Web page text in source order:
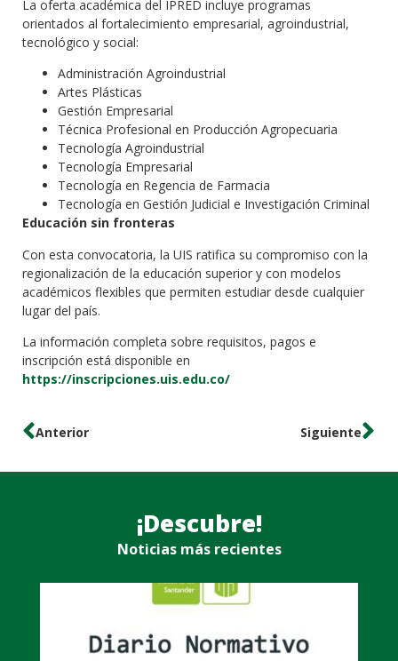
La oferta académica del IPRED incluye programas
orientados al fortalecimiento empresarial, agroindustrial,
tecnológico y social:
Administración Agroindustrial
Artes Plásticas
Gestión Empresarial
Técnica Profesional en Producción Agropecuaria
Tecnología Agroindustrial
Tecnología Empresarial
Tecnología en Regencia de Farmacia
Tecnología en Gestión Judicial e Investigación Criminal
Educación sin fronteras
Con esta convocatoria, la UIS ratifica su compromiso con la
regionalización de la educación superior y con modelos
académicos flexibles que permiten estudiar desde cualquier
lugar del país.
La información completa sobre requisitos, pagos e
inscripción está disponible en
https://inscripciones.uis.edu.co/
Anterior Siguiente
¡Descubre!
Noticias más recientes